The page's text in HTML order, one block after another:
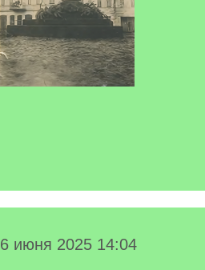
6 июня 2025 14:04